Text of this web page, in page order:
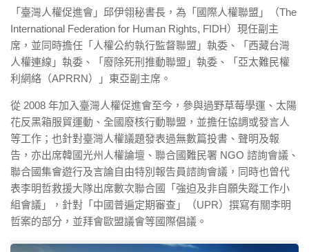
「臺灣人權促進會」邱伊翎秘書長，為「國際人權聯盟」（The
International Federation for Human Rights, FIDH）現任副主
席，並同時擔任「人權公約執行監督聯盟」執委、「西藏台灣
人權連線」執委、「廢除死刑推動聯盟」執委、「亞太難民權
利網絡（APRRN）」東亞副主席。
從 2008 年加入臺灣人權促進會至今，參與過野草莓學運、太陽
花反黑箱服貿運動、全國廢核行動聯盟，並擔任協調或發言人
等工作；也針對臺灣人權議題發表過無數篇投書、聲明及報
告，亦出席韓國光州人權論壇、聯合國難民署 NGO 諮詢會議、
聯合國集會遊行及言論自由特別報告員諮詢會議，同時也曾代
表李明哲救援大隊出席數次聯合國「強迫及非自願失蹤工作小
組會議」，針對「中國普遍定期審查」（UPR）撰寫有關李明
哲案的部分，並拜會歐盟議會等國際倡議。